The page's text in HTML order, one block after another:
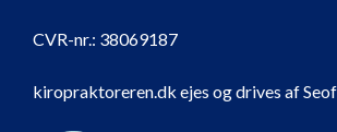
CVR-nr.: 38069187
kiropraktoreren.dk ejes og drives af